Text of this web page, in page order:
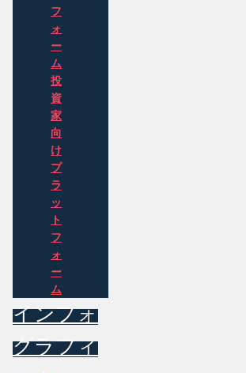
フ
ォ
ー
ム
投
資
家
向
け
プ
ラ
ッ
ト
フ
ォ
ー
ム
インフォ
グラフィ